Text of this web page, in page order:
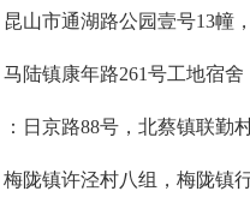
山市通湖路公园壹号13幢
马陆镇康年路261号工地宿
：日京路88号，北蔡镇联
梅陇镇许泾村八组，梅陇镇